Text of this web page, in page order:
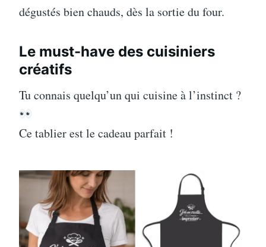
dégustés bien chauds, dès la sortie du four.
Le must-have des cuisiniers
créatifs
Tu connais quelqu’un qui cuisine à l’instinct ?
Ce tablier est le cadeau parfait !